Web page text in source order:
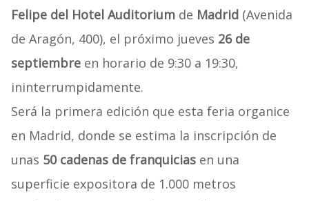
Felipe del Hotel Auditoriumde Madrid(Avenida
de Aragón, 400), el próximo jueves 26 de
septiembreen horario de 9:30 a 19:30,
ininterrumpidamente.
Será la primera edición que esta feria organice
en Madrid, donde se estima la inscripción de
unas 50 cadenas de franquiciasen una
superficie expositora de 1.000 metros